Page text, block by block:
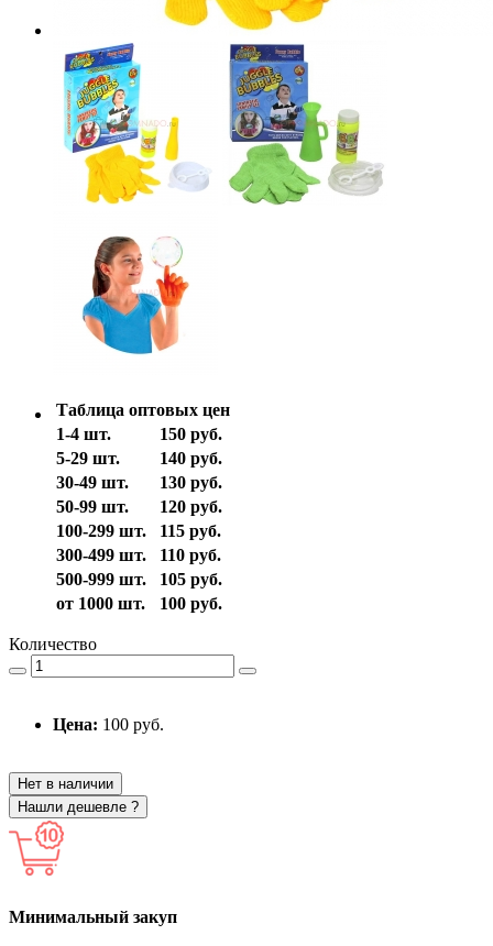
Таблица оптовых цен
1-4 шт.
150 руб.
5-29 шт.
140 руб.
30-49 шт.
130 руб.
50-99 шт.
120 руб.
100-299 шт.
115 руб.
300-499 шт.
110 руб.
500-999 шт.
105 руб.
от 1000 шт.
100 руб.
Количество
Цена: 100 руб.
Нет в наличии
Нашли дешевле ?
Минимальный закуп